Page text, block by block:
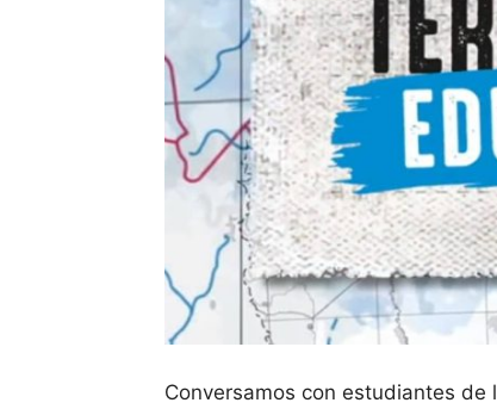
Conversamos con estudiantes de